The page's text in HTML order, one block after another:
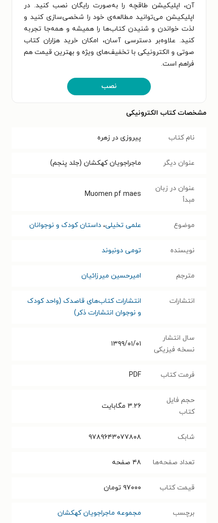
آن، اپلیکیشن طاقچه را به‌صورت رایگان نصب کنید. در
اپلیکیشن می‌توانید مطالعه‌ی خود را شخصی‌سازی کنید و
لذت خواندن و شنیدن کتاب‌ها را همیشه و همه‌جا تجربه
کنید. علاوه‌بر دسترسی آسان، امکان خرید هزاران کتاب
صوتی و الکترونیکی با تخفیف‌های ویژه و بهترین قیمت هم
فراهم است.
نصب
مشخصات کتاب الکترونیکی
نام کتاب پیروزی در زهره
عنوان دیگر ماجراجویان کهکشان (جلد پنجم)
عنوان در زبان
مبدأ
Muomen pf maes
موضوع علمی تخیلی، داستان کودک و نوجوانان
نویسنده تومی دونبوند
مترجم امیرحسین میرزائیان
انتشارات
انتشارات کتاب‌های قاصدک (واحد کودک
و نوجوان انتشارات ذکر)
سال انتشار
نسخه فیزیکی
۱۳۹۹/۰۱/۰۱
فرمت کتاب PDF
حجم فایل
کتاب
۳.۲۶ مگابایت
شابک ۹۷۸۹۶۴۳۰۷۷۸۰۸
تعداد صفحه‌ها ۴۸ صفحه
قیمت کتاب ۹۷۰۰۰ تومان
برچسب مجموعه ماجراجویان کهکشان